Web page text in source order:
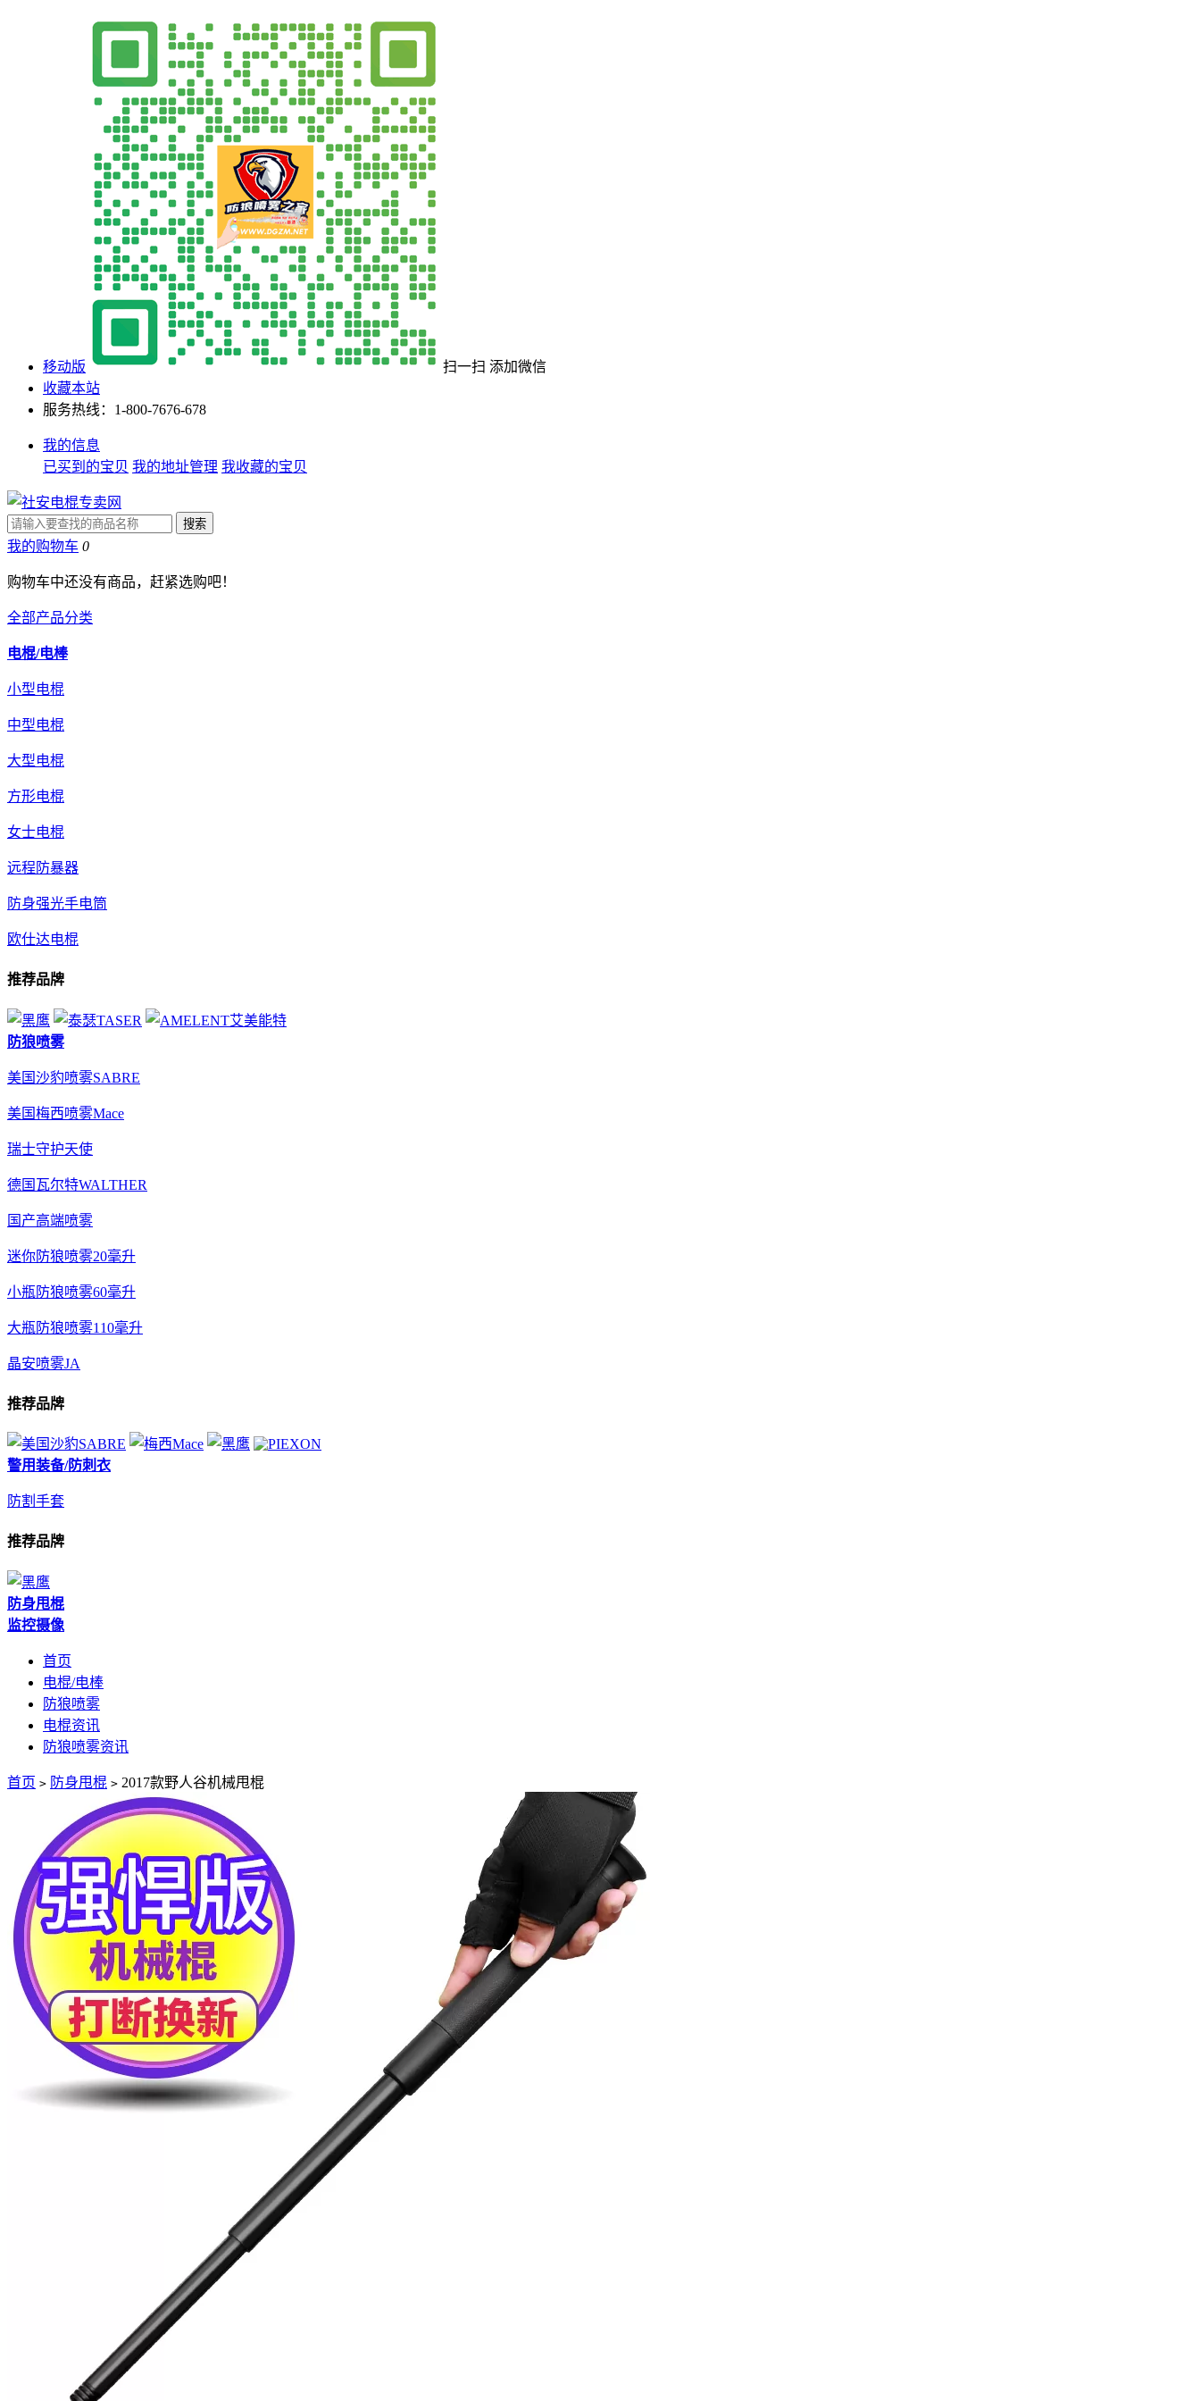
移动版
扫一扫 添加微信
收藏本站
服务热线：1-800-7676-678
我的信息
已买到的宝贝 我的地址管理 我收藏的宝贝
我的购物车 0
购物车中还没有商品，赶紧选购吧！
全部产品分类
电棍/电棒
小型电棍
中型电棍
大型电棍
方形电棍
女士电棍
远程防暴器
防身强光手电筒
欧仕达电棍
推荐品牌
防狼喷雾
美国沙豹喷雾SABRE
美国梅西喷雾Mace
瑞士守护天使
德国瓦尔特WALTHER
国产高端喷雾
迷你防狼喷雾20毫升
小瓶防狼喷雾60毫升
大瓶防狼喷雾110毫升
晶安喷雾JA
推荐品牌
警用装备/防刺衣
防割手套
推荐品牌
防身甩棍
监控摄像
首页
电棍/电棒
防狼喷雾
电棍资讯
防狼喷雾资讯
首页 > 防身甩棍 > 2017款野人谷机械甩棍